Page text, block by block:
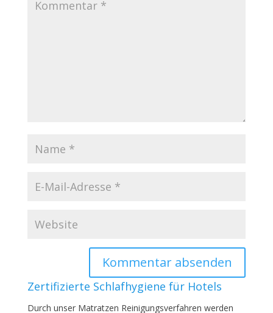
Zertifizierte Schlafhygiene für Hotels
Durch unser Matratzen Reinigungsverfahren werden